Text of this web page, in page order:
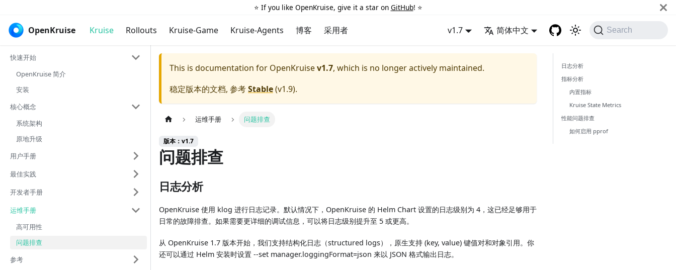
⭐️ If you like OpenKruise, give it a star on GitHub! ⭐️
OpenKruise Kruise Rollouts Kruise-Game Kruise-Agents 博客 采用者 v1.7 简体中文 Search
快速开始
OpenKruise 简介
安装
核心概念
系统架构
原地升级
用户手册
最佳实践
开发者手册
运维手册
高可用性
问题排查
参考
This is documentation for OpenKruisev1.7, which is no longer actively maintained.
稳定版本的文档, 参考Stable(v1.9).
运维手册 问题排查
版本：v1.7
问题排查
日志分析
OpenKruise 使用 klog 进行日志记录。默认情况下，OpenKruise 的 Helm Chart 设置的日志级别为 4，这已经足够用于
日常的故障排查。如果需要更详细的调试信息，可以将日志级别提升至 5 或更高。
从 OpenKruise 1.7 版本开始，我们支持结构化日志（structured logs），原生支持 (key, value) 键值对和对象引用。你
还可以通过 Helm 安装时设置 --set manager.loggingFormat=json 来以 JSON 格式输出日志。
日志分析
指标分析
内置指标
Kruise State Metrics
性能问题排查
如何启用 pprof